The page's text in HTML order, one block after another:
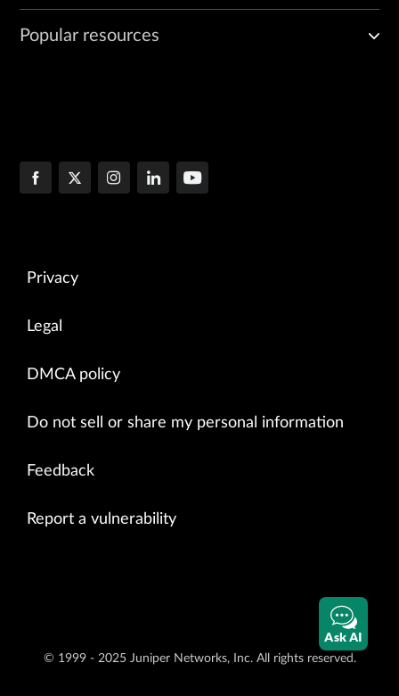
Popular resources
Privacy
Legal
DMCA policy
Do not sell or share my personal information
Feedback
Report a vulnerability
© 1999 - 2025 Juniper Networks, Inc. All rights reserved.
Ask AI